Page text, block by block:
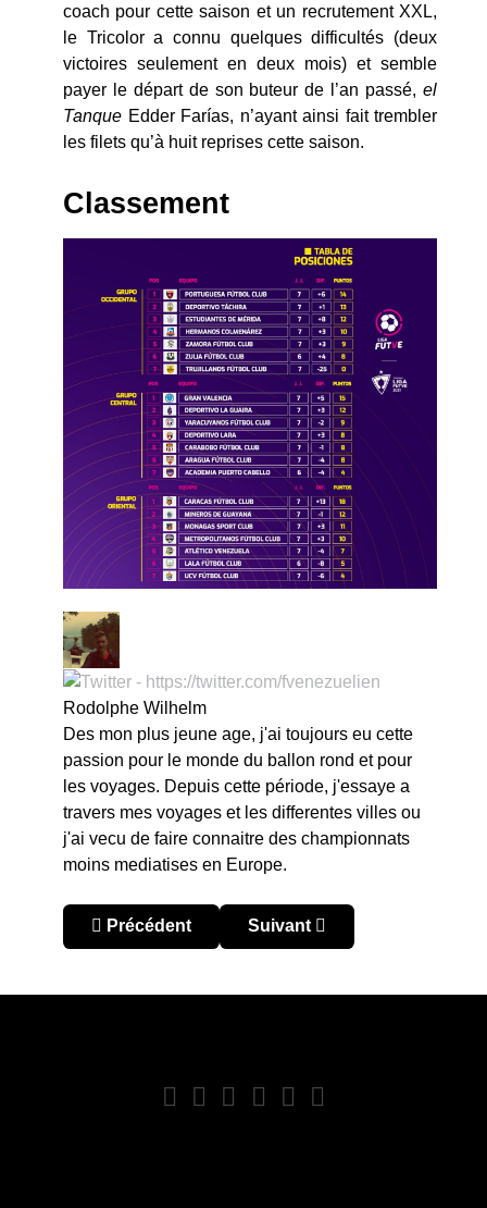
coach pour cette saison et un recrutement XXL,
le Tricolor a connu quelques difficultés (deux
victoires seulement en deux mois) et semble
payer le départ de son buteur de l’an passé, el
Tanque Edder Farías, n’ayant ainsi fait trembler
les filets qu’à huit reprises cette saison.
Classement
Rodolphe Wilhelm
Des mon plus jeune age, j'ai toujours eu cette
passion pour le monde du ballon rond et pour
les voyages. Depuis cette période, j'essaye a
travers mes voyages et les differentes villes ou
j'ai vecu de faire connaitre des championnats
moins mediatises en Europe.
Article précédent : Venezuela : planter les
Précédent Article suivant : Venezuela –
Suivant